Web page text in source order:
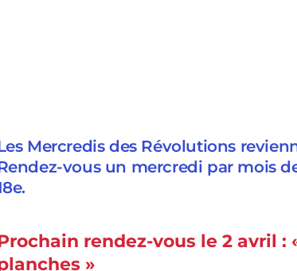
Mercredis des Révolutions
vous un mercredi par mois
rendez-vous le 2 avril :
»